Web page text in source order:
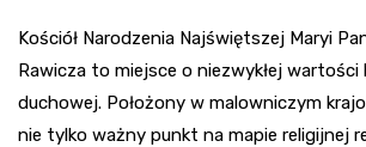
Kościół Narodzenia Najświętszej Maryi
Rawicza to miejsce o niezwykłej
duchowej. Położony w malowniczym
nie tylko ważny punkt na mapie religijnej